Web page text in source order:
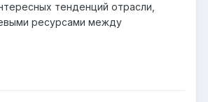
тенденций отрасли,
ресурсами между